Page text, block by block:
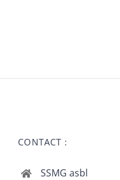
CONTACT :
SSMG asbl